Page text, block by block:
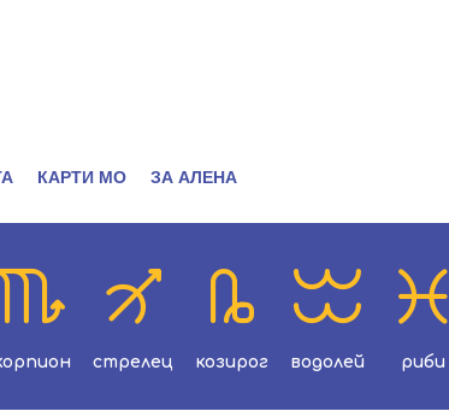
КАРТИ МО ЗА АЛЕНА
стрелец козирог водолей риби